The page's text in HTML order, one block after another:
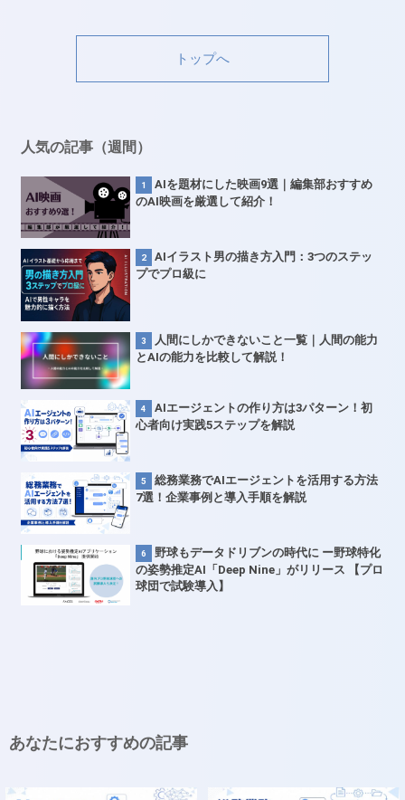
トップへ
人気の記事（週間）
AIを題材にした映画9選｜編集部おすすめ
のAI映画を厳選して紹介！
AIイラスト男の描き方入門：3つのステッ
プでプロ級に
人間にしかできないこと一覧｜人間の能力
とAIの能力を比較して解説！
AIエージェントの作り方は3パターン！初
心者向け実践5ステップを解説
総務業務でAIエージェントを活用する方法
7選！企業事例と導入手順を解説
野球もデータドリブンの時代に ー野球特化
の姿勢推定AI「Deep Nine」がリリース 【プロ
球団で試験導入】
あなたにおすすめの記事